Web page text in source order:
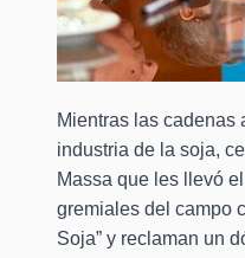
Mientras las cadenas
industria de la soja,
Massa que les llevó
gremiales del campo
Soja” y reclaman un